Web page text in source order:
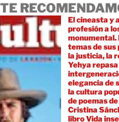
TE
El cineasta y
profesión a
monumental.
temas de sus
la justicia, la
Yehya
elegancia de
la cultura
de poemas
Cristina
libro Vida